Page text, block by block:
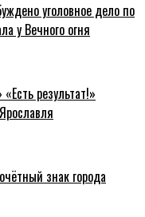
уголовное дело по
у Вечного огня
результат!»
знак города